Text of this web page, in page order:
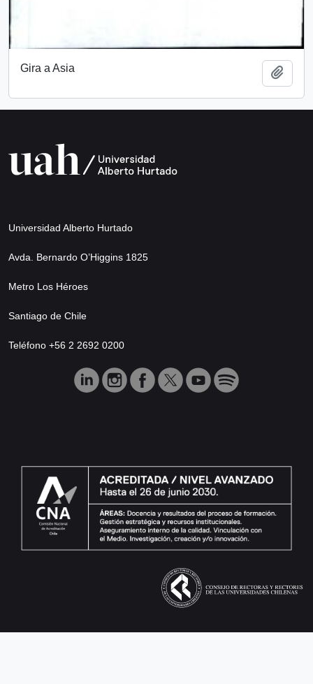
Gira a Asia
Universidad Alberto Hurtado
Avda. Bernardo O’Higgins 1825
Metro Los Héroes
Santiago de Chile
Teléfono +56 2 2692 0200